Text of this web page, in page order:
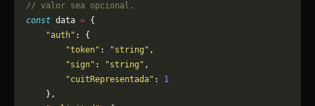
// valor sea opcional.
const data = {
    "auth"
: {
        "token"
: "string" ,
        "sign"
: "string" ,
        "cuitRepresentada"
: 1
    },